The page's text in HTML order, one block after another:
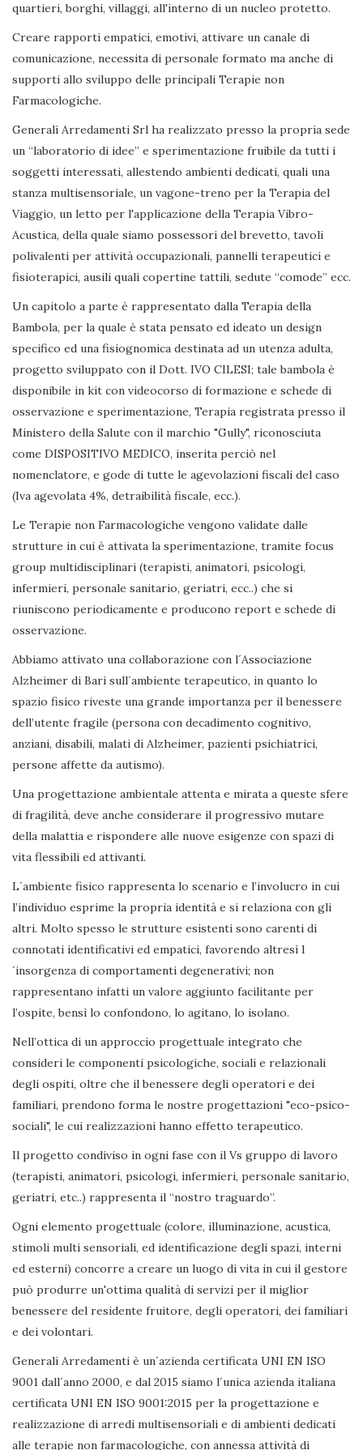
quartieri, borghi, villaggi, all'interno di un nucleo protetto.
Creare rapporti empatici, emotivi, attivare un canale di
comunicazione, necessita di personale formato ma anche di
supporti allo sviluppo delle principali Terapie non
Farmacologiche.
Generali Arredamenti Srl ha realizzato presso la propria sede
un “laboratorio di idee” e sperimentazione fruibile da tutti i
soggetti interessati, allestendo ambienti dedicati, quali una
stanza multisensoriale, un vagone-treno per la Terapia del
Viaggio, un letto per l'applicazione della Terapia Vibro-
Acustica, della quale siamo possessori del brevetto, tavoli
polivalenti per attività occupazionali, pannelli terapeutici e
fisioterapici, ausili quali copertine tattili, sedute “comode” ecc.
Un capitolo a parte è rappresentato dalla Terapia della
Bambola, per la quale è stata pensato ed ideato un design
specifico ed una fisiognomica destinata ad un utenza adulta,
progetto sviluppato con il Dott. IVO CILESI; tale bambola è
disponibile in kit con videocorso di formazione e schede di
osservazione e sperimentazione, Terapia registrata presso il
Ministero della Salute con il marchio "Gully", riconosciuta
come DISPOSITIVO MEDICO, inserita perciò nel
nomenclatore, e gode di tutte le agevolazioni fiscali del caso
(Iva agevolata 4%, detraibilità fiscale, ecc.).
Le Terapie non Farmacologiche vengono validate dalle
strutture in cui è attivata la sperimentazione, tramite focus
group multidisciplinari (terapisti, animatori, psicologi,
infermieri, personale sanitario, geriatri, ecc..) che si
riuniscono periodicamente e producono report e schede di
osservazione.
Abbiamo attivato una collaborazione con l´Associazione
Alzheimer di Bari sull´ambiente terapeutico, in quanto lo
spazio fisico riveste una grande importanza per il benessere
dell’utente fragile (persona con decadimento cognitivo,
anziani, disabili, malati di Alzheimer, pazienti psichiatrici,
persone affette da autismo).
Una progettazione ambientale attenta e mirata a queste sfere
di fragilità, deve anche considerare il progressivo mutare
della malattia e rispondere alle nuove esigenze con spazi di
vita flessibili ed attivanti.
L´ambiente fisico rappresenta lo scenario e l’involucro in cui
l’individuo esprime la propria identità e si relaziona con gli
altri. Molto spesso le strutture esistenti sono carenti di
connotati identificativi ed empatici, favorendo altresì l
´insorgenza di comportamenti degenerativi; non
rappresentano infatti un valore aggiunto facilitante per
l’ospite, bensì lo confondono, lo agitano, lo isolano.
Nell’ottica di un approccio progettuale integrato che
consideri le componenti psicologiche, sociali e relazionali
degli ospiti, oltre che il benessere degli operatori e dei
familiari, prendono forma le nostre progettazioni "eco-psico-
sociali", le cui realizzazioni hanno effetto terapeutico.
Il progetto condiviso in ogni fase con il Vs gruppo di lavoro
(terapisti, animatori, psicologi, infermieri, personale sanitario,
geriatri, etc..) rappresenta il “nostro traguardo”.
Ogni elemento progettuale (colore, illuminazione, acustica,
stimoli multi sensoriali, ed identificazione degli spazi, interni
ed esterni) concorre a creare un luogo di vita in cui il gestore
può produrre un'ottima qualità di servizi per il miglior
benessere del residente fruitore, degli operatori, dei familiari
e dei volontari.
Generali Arredamenti è un´azienda certificata UNI EN ISO
9001 dall´anno 2000, e dal 2015 siamo l´unica azienda italiana
certificata UNI EN ISO 9001:2015 per la progettazione e
realizzazione di arredi multisensoriali e di ambienti dedicati
alle terapie non farmacologiche, con annessa attività di